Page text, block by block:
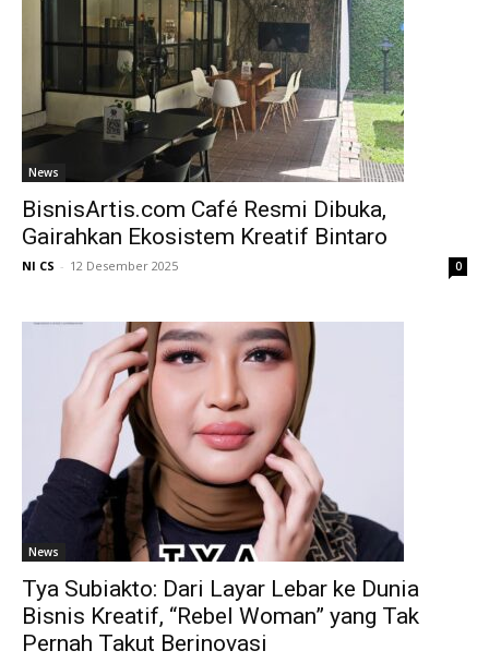
News
BisnisArtis.com Café Resmi Dibuka,
Gairahkan Ekosistem Kreatif Bintaro
NI CS - 12 Desember 2025 0
News
Tya Subiakto: Dari Layar Lebar ke Dunia
Bisnis Kreatif, “Rebel Woman” yang Tak
Pernah Takut Berinovasi